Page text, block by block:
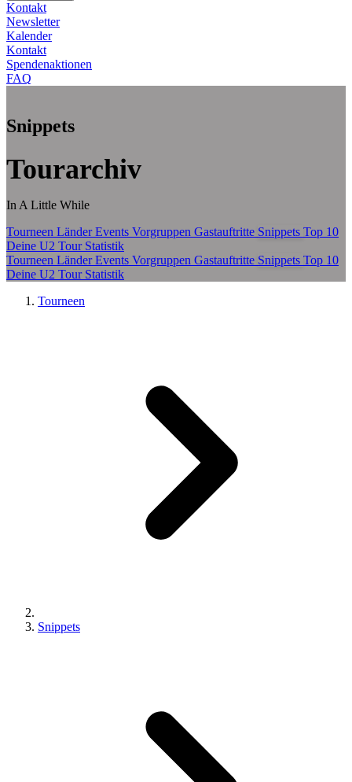
Kontakt
Newsletter
Kalender
Kontakt
Spendenaktionen
FAQ
Snippets
Tourarchiv
In A Little While
Tourneen LänderEvents Vorgruppen Gastauftritte Snippets Top 10
Deine U2 Tour Statistik
Tourneen LänderEvents Vorgruppen Gastauftritte Snippets Top 10
Deine U2 Tour Statistik
Tourneen
Snippets